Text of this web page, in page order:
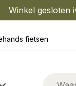
Winkel gesloten
fietsen